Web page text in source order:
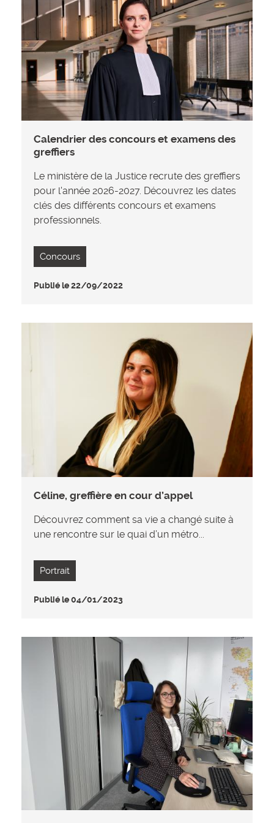
Calendrier des concours et examens des
greffiers
Le ministère de la Justice recrute des greffiers
pour l'année 2026-2027. Découvrez les dates
clés des différents concours et examens
professionnels.
Concours
Publié le 22/09/2022
Céline, greffière en cour d’appel
Découvrez comment sa vie a changé suite à
une rencontre sur le quai d’un métro...
Portrait
Publié le 04/01/2023